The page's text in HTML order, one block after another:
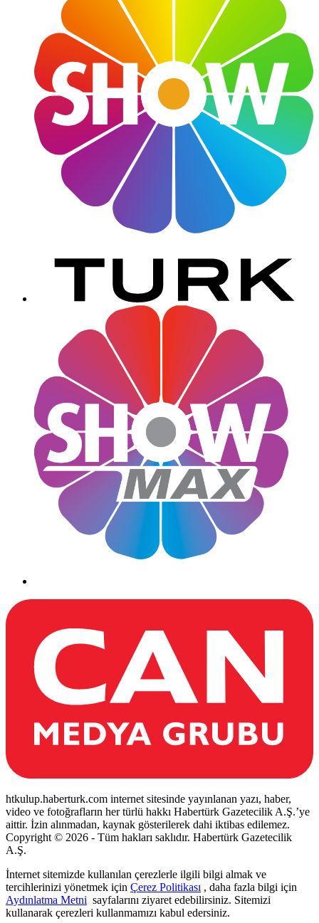
htkulup.haberturk.com internet sitesinde yayınlanan yazı, haber,
video ve fotoğrafların her türlü hakkı Habertürk Gazetecilik A.Ş.’ye
aittir. İzin alınmadan, kaynak gösterilerek dahi iktibas edilemez.
Copyright © 2026 - Tüm hakları saklıdır. Habertürk Gazetecilik
A.Ş.
İnternet sitemizde kullanılan çerezlerle ilgili bilgi almak ve
tercihlerinizi yönetmek için Çerez Politikası , daha fazla bilgi için
Aydınlatma Metni sayfalarını ziyaret edebilirsiniz. Sitemizi
kullanarak çerezleri kullanmamızı kabul edersiniz.